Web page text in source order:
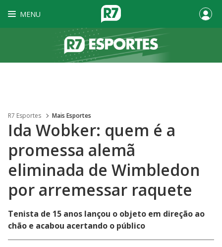
MENU
R7 Esportes Mais Esportes
Ida Wobker: quem é a
promessa alemã
eliminada de Wimbledon
por arremessar raquete
Tenista de 15 anos lançou o objeto em direção ao
chão e acabou acertando o público